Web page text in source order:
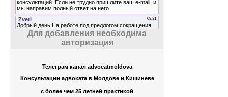
Для добавления необходима
авторизация
Телеграм канал advocatmoldova
Консультации адвоката в Молдове и Кишиневе
с более чем 25 летней практикой